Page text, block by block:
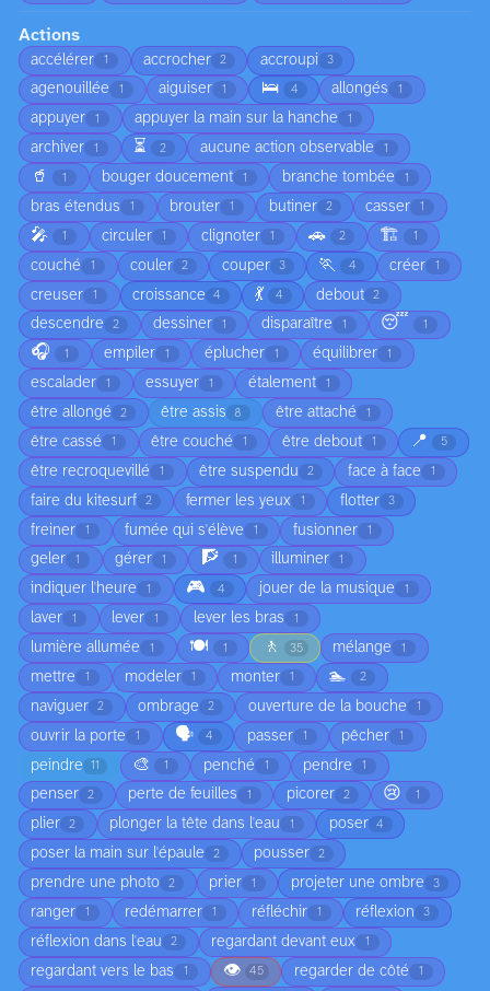
Actions
accélérer 1 accrocher 2 accroupi 3
agenouillée 1 aiguiser 1 🛌 4 allongés 1
appuyer 1 appuyer la main sur la hanche 1
archiver 1 ⏳ 2 aucune action observable 1
🥤 1 bouger doucement 1 branche tombée 1
bras étendus 1 brouter 1 butiner 2 casser 1
🎤 1 circuler 1 clignoter 1 🚗 2 🏗️ 1
couché 1 couler 2 couper 3 🏃 4 créer 1
creuser 1 croissance 4 💃 4 debout 2
descendre 2 dessiner 1 disparaître 1 😴 1
🎧 1 empiler 1 éplucher 1 équilibrer 1
escalader 1 essuyer 1 étalement 1
être allongé 2 être assis 8 être attaché 1
être cassé 1 être couché 1 être debout 1 📍 5
être recroquevillé 1 être suspendu 2 face à face 1
faire du kitesurf 2 fermer les yeux 1 flotter 3
freiner 1 fumée qui s'élève 1 fusionner 1
geler 1 gérer 1 🧗 1 illuminer 1
indiquer l'heure 1 🎮 4 jouer de la musique 1
laver 1 lever 1 lever les bras 1
lumière allumée 1 🍽️ 1 🚶 35 mélange 1
mettre 1 modeler 1 monter 1 🏊 2
naviguer 2 ombrage 2 ouverture de la bouche 1
ouvrir la porte 1 🗣️ 4 passer 1 pêcher 1
peindre 11 🎨 1 penché 1 pendre 1
penser 2 perte de feuilles 1 picorer 2 😢 1
plier 2 plonger la tête dans l'eau 1 poser 4
poser la main sur l'épaule 2 pousser 2
prendre une photo 2 prier 1 projeter une ombre 3
ranger 1 redémarrer 1 réfléchir 1 réflexion 3
réflexion dans l'eau 2 regardant devant eux 1
regardant vers le bas 1 👁️ 45 regarder de côté 1